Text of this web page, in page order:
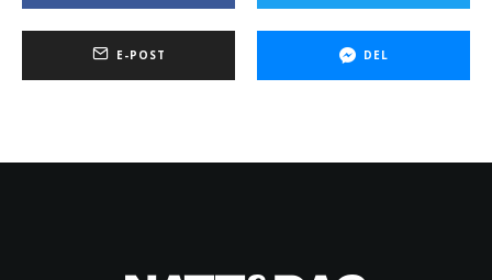
E-POST DEL